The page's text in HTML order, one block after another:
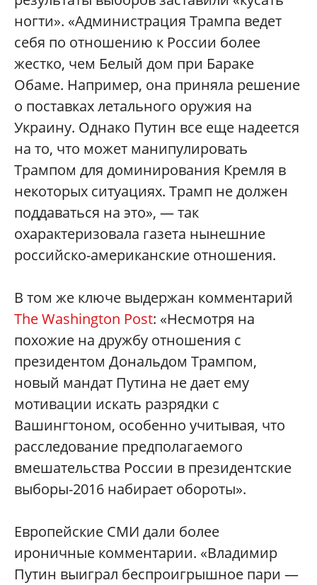
ногти». «Администрация Трампа ведет
себя по отношению к России более
жестко, чем Белый дом при Бараке
Обаме. Например, она приняла решение
о поставках летального оружия на
Украину. Однако Путин все еще надеется
на то, что может манипулировать
Трампом для доминирования Кремля в
некоторых ситуациях. Трамп не должен
поддаваться на это», — так
охарактеризовала газета нынешние
российско-американские отношения.
В том же ключе выдержан комментарий
The Washington Post: «Несмотря на
похожие на дружбу отношения с
президентом Дональдом Трампом,
новый мандат Путина не дает ему
мотивации искать разрядки с
Вашингтоном, особенно учитывая, что
расследование предполагаемого
вмешательства России в президентские
выборы-2016 набирает обороты».
Европейские СМИ дали более
ироничные комментарии. «Владимир
Путин выиграл беспроигрышное пари —